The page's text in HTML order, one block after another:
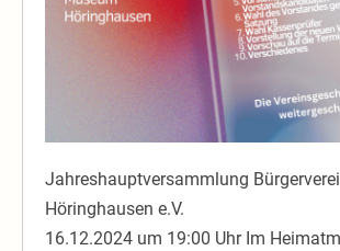
Jahreshauptversammlung
Höringhausen e.V.
16.12.2024 um 19:00 Uhr Im